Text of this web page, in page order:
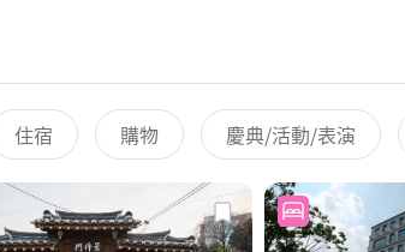
住宿 購物 慶典/活動/表演